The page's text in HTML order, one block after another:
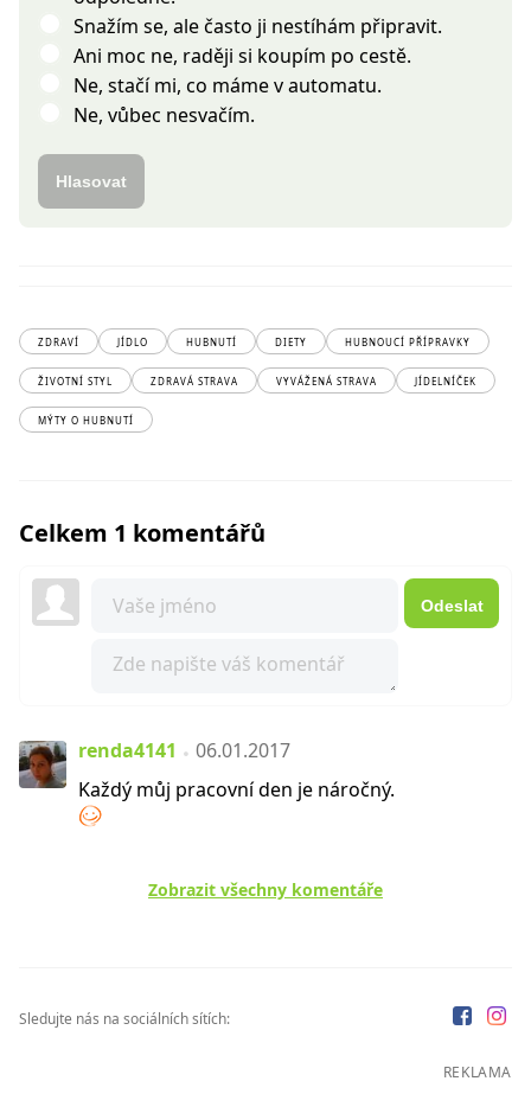
Snažím se, ale často ji nestíhám připravit.
Ani moc ne, raději si koupím po cestě.
Ne, stačí mi, co máme v automatu.
Ne, vůbec nesvačím.
Hlasovat
ZDRAVÍ JÍDLO HUBNUTÍ DIETY HUBNOUCÍ PŘÍPRAVKY
ŽIVOTNÍ STYL ZDRAVÁ STRAVA VYVÁŽENÁ STRAVA JÍDELNÍČEK
MÝTY O HUBNUTÍ
Celkem 1 komentářů
Odeslat
renda4141
06.01.2017
Každý můj pracovní den je náročný.
Zobrazit všechny komentáře
Sledujte nás na sociálních sítích:
REKLAMA